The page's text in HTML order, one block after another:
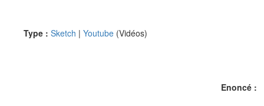
Type : Sketch | Youtube (Vidéos)
Enoncé :